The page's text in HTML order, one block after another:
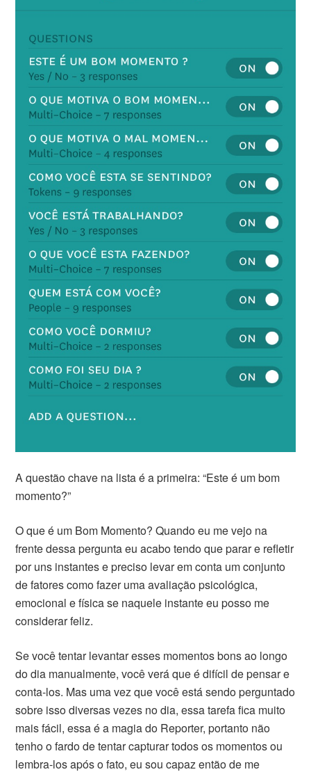
A questão chave na lista é a primeira: “Este é um bom
momento?”
O que é um Bom Momento? Quando eu me vejo na
frente dessa pergunta eu acabo tendo que parar e refletir
por uns instantes e preciso levar em conta um conjunto
de fatores como fazer uma avaliação psicológica,
emocional e física se naquele instante eu posso me
considerar feliz.
Se você tentar levantar esses momentos bons ao longo
do dia manualmente, você verá que é difícil de pensar e
conta-los. Mas uma vez que você está sendo perguntado
sobre isso diversas vezes no dia, essa tarefa fica muito
mais fácil, essa é a magia do Reporter, portanto não
tenho o fardo de tentar capturar todos os momentos ou
lembra-los após o fato, eu sou capaz então de me